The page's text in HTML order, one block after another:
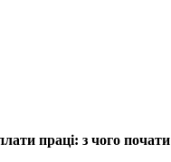
праці: з чого почати